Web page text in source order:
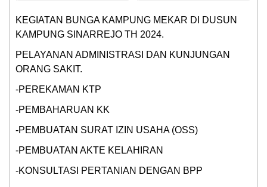
KEGIATAN BUNGA KAMPUNG MEKAR DI DUSUN
KAMPUNG SINARREJO TH 2024.
PELAYANAN ADMINISTRASI DAN KUNJUNGAN
ORANG SAKIT.
-PEREKAMAN KTP
-PEMBAHARUAN KK
-PEMBUATAN SURAT IZIN USAHA (OSS)
-PEMBUATAN AKTE KELAHIRAN
-KONSULTASI PERTANIAN DENGAN BPP